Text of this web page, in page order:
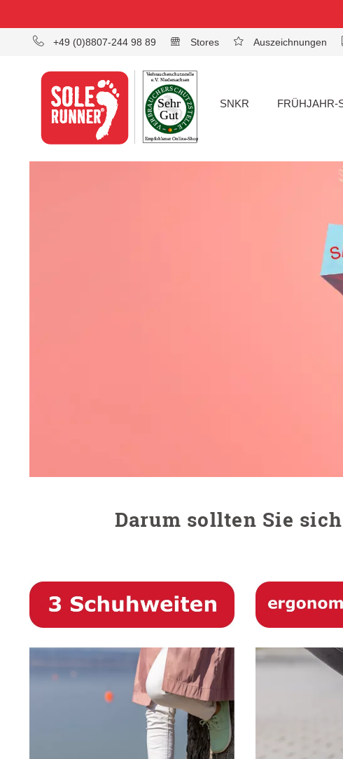
+49 (0)8807-244 98 89 Stores Auszeichnungen
SNKR FRÜHJAHR-
Darum sollten Sie